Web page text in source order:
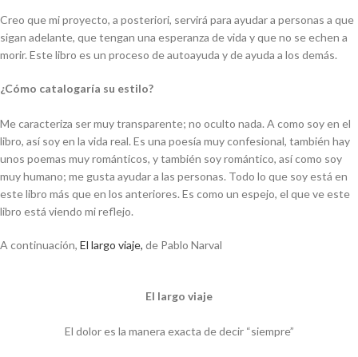
Creo que mi proyecto, a posteriori, servirá para ayudar a personas a que
sigan adelante, que tengan una esperanza de vida y que no se echen a
morir. Este libro es un proceso de autoayuda y de ayuda a los demás.
¿Cómo catalogaría su estilo?
Me caracteriza ser muy transparente; no oculto nada. A como soy en el
libro, así soy en la vida real. Es una poesía muy confesional, también hay
unos poemas muy románticos, y también soy romántico, así como soy
muy humano; me gusta ayudar a las personas. Todo lo que soy está en
este libro más que en los anteriores. Es como un espejo, el que ve este
libro está viendo mi reflejo.
A continuación, El largo viaje, de Pablo Narval
El largo viaje
El dolor es la manera exacta de decir “siempre”